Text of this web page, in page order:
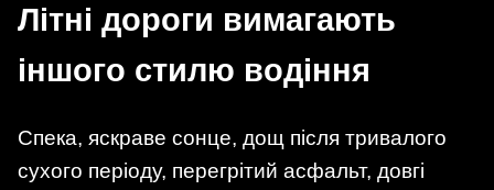
Літні дороги вимагають
іншого стилю водіння
Спека, яскраве сонце, дощ після тривалого
сухого періоду, перегрітий асфальт, довгі